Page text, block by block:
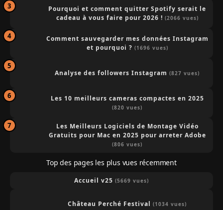
Pourquoi et comment quitter Spotify serait le
cadeau à vous faire pour 2026 ! (2066 vues)
Comment sauvegarder mes données Instagram
et pourquoi ? (1696 vues)
Analyse des followers Instagram (827 vues)
Les 10 meilleurs cameras compactes en 2025
(820 vues)
Les Meilleurs Logiciels de Montage Vidéo
Gratuits pour Mac en 2025 pour arreter Adobe
(806 vues)
Top des pages les plus vues récemment
Accueil v25 (5669 vues)
Château Perché Festival (1034 vues)